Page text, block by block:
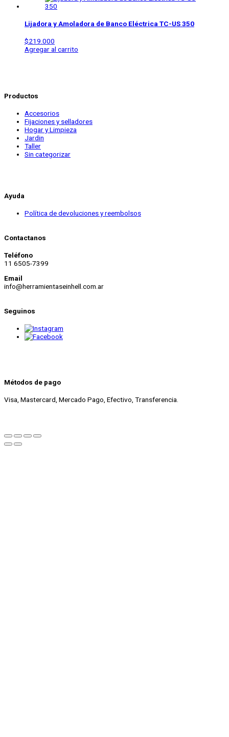
Lijadora y Amoladora de Banco Eléctrica TC-US 350
$219.000
Agregar al carrito
Productos
Accesorios
Fijaciones y selladores
Hogar y Limpieza
Jardin
Taller
Sin categorizar
Ayuda
Política de devoluciones y reembolsos
Contactanos
Teléfono
11 6505-7399
Email
info@herramientaseinhell.com.ar
Seguinos
Métodos de pago
Visa, Mastercard, Mercado Pago, Efectivo, Transferencia.